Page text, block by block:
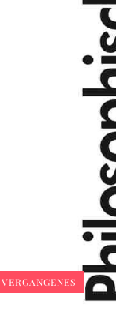
VERGANGENES